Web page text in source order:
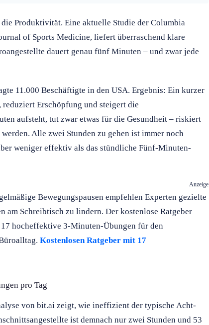
Produktivität. Eine aktuelle Studie der Columbia
of Sports Medicine, liefert überraschend klare
dauert genau fünf Minuten – und zwar jede
11.000 Beschäftigte in den USA. Ergebnis: Ein kurzer
reduziert Erschöpfung und steigert die
aufsteht, tut zwar etwas für die Gesundheit – riskiert
Alle zwei Stunden zu gehen ist immer noch
weniger effektiv als das stündliche Fünf-Minuten-
Anzeige
Bewegungspausen empfehlen Experten gezielte
am Schreibtisch zu lindern. Der kostenlose Ratgeber
hocheffektive 3-Minuten-Übungen für den
Kostenlosen Ratgeber mit 17
pro Tag
von bit.ai zeigt, wie ineffizient der typische Acht-
ist demnach nur zwei Stunden und 53